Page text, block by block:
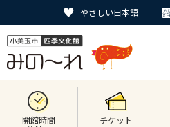
やさしい日本語
開館時間
チケット